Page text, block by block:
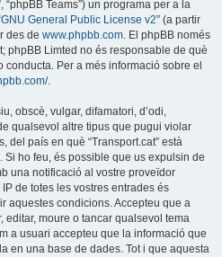
“phpBB Teams”) un programa per a la
GNU General Public License v2” (a partir
des de www.phpbb.com. El phpBB només
phpBB Limted no és responsable de què
Per a més informació sobre el
.
obscè, vulgar, difamatori, d’odi,
qualsevol altre tipus que pugui violar
del país en què “Transport.cat” està
ho feu, és possible que us expulsin de
una notificació al vostre proveïdor
IP de totes les vostres entrades és
aquestes condicions. Accepteu que a
editar, moure o tancar qualsevol tema
a usuari accepteu que la informació que
en una base de dades. Tot i que aquesta